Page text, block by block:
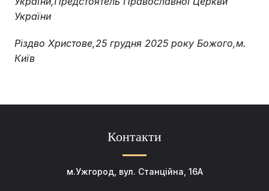
України
Різдво Христове,25 грудня 2025 року Божого,м.
Київ
Контакти
м.Ужгород, вул. Станційна, 16А